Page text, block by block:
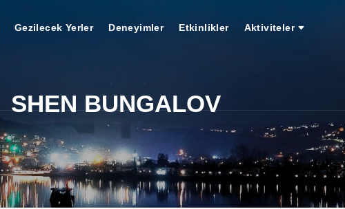
Gezilecek Yerler Deneyimler Etkinlikler Aktiviteler
SHEN BUNGALOV